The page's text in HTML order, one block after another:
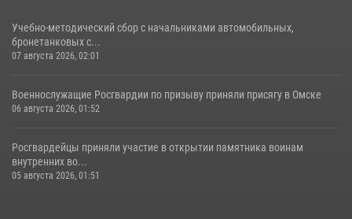
Учебно-методический сбор с начальниками автомобильных,
бронетанковых с...
07 августа 2026, 02:01
Военнослужащие Росгвардии по призыву приняли присягу в Омске
06 августа 2026, 01:52
Росгвардейцы приняли участие в открытии памятника воинам
внутренних во...
05 августа 2026, 01:51